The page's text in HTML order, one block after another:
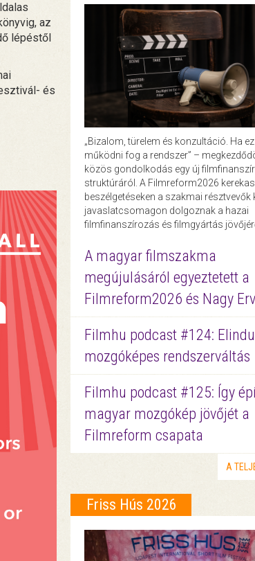
az
lépéstől
és
„Bizalom, türelem és konzultáció. Ha ez
működni fog a rendszer” –
közös gondolkodás egy új
struktúráról. A Filmreform2026
beszélgetéseken a szakmai résztvevők
javaslatcsomagon dolgoznak a hazai
filmfinanszírozás és filmgyártás
A magyar filmszakma
megújulásáról egyeztetett a
Filmreform2026 és Nagy
Filmhu podcast #124:
mozgóképes rendszerváltás
Filmhu podcast #125: Így
magyar mozgókép jövőjét a
Filmreform csapata
A
Friss Hús 2026